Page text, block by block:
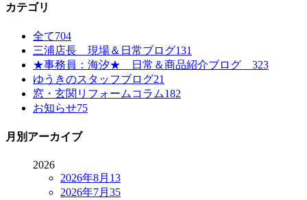
カテゴリ
全て704
三浦店長 現場＆日常ブログ131
★事務員：海汐★ 日常＆商品紹介ブログ 323
ゆうきのスタッフブログ21
窓・玄関リフォームコラム182
お知らせ75
月別アーカイブ
2026
2026年8月 13
2026年7月 35